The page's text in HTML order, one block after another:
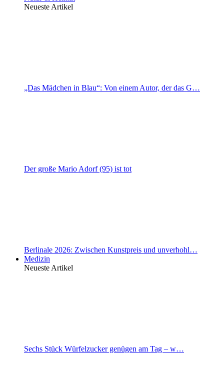
Neueste Artikel
„Das Mädchen in Blau“: Von einem Autor, der das G…
Der große Mario Adorf (95) ist tot
Berlinale 2026: Zwischen Kunstpreis und unverhohl…
Medizin
Neueste Artikel
Sechs Stück Würfelzucker genügen am Tag – w…